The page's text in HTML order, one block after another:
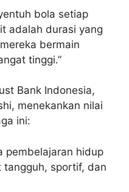
bola setiap
adalah durasi yang
bermain
tinggi.”
Bank Indonesia,
menekankan nilai
ini:
pembelajaran hidup
sportif, dan